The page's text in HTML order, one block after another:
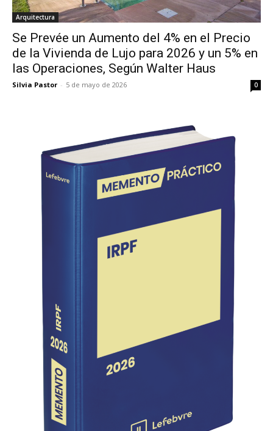
Arquitectura
Se Prevée un Aumento del 4% en el Precio
de la Vivienda de Lujo para 2026 y un 5% en
las Operaciones, Según Walter Haus
Silvia Pastor - 5 de mayo de 2026 0